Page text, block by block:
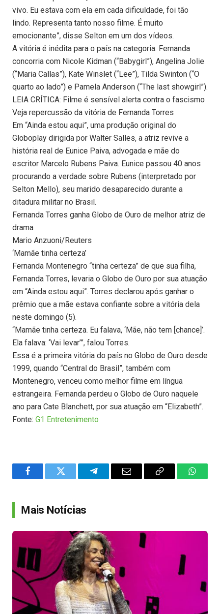
vivo. Eu estava com ela em cada dificuldade, foi tão
lindo. Representa tanto nosso filme. É muito
emocionante”, disse Selton em um dos vídeos.
A vitória é inédita para o país na categoria. Fernanda
concorria com Nicole Kidman (“Babygirl”), Angelina Jolie
(“Maria Callas”), Kate Winslet (“Lee”), Tilda Swinton (“O
quarto ao lado”) e Pamela Anderson (“The last showgirl”).
LEIA CRÍTICA: Filme é sensível alerta contra o fascismo
Veja repercussão da vitória de Fernanda Torres
Em “Ainda estou aqui”, uma produção original do
Globoplay dirigida por Walter Salles, a atriz revive a
história real de Eunice Paiva, advogada e mãe do
escritor Marcelo Rubens Paiva. Eunice passou 40 anos
procurando a verdade sobre Rubens (interpretado por
Selton Mello), seu marido desaparecido durante a
ditadura militar no Brasil.
Fernanda Torres ganha Globo de Ouro de melhor atriz de
drama
Mario Anzuoni/Reuters
‘Mamãe tinha certeza’
Fernanda Montenegro “tinha certeza” de que sua filha,
Fernanda Torres, levaria o Globo de Ouro por sua atuação
em “Ainda estou aqui”. Torres declarou após ganhar o
prêmio que a mãe estava confiante sobre a vitória dela
neste domingo (5).
“Mamãe tinha certeza. Eu falava, ‘Mãe, não tem [chance]’.
Ela falava: ‘Vai levar’”, falou Torres.
Essa é a primeira vitória do país no Globo de Ouro desde
1999, quando “Central do Brasil”, também com
Montenegro, venceu como melhor filme em língua
estrangeira. Fernanda perdeu o Globo de Ouro naquele
ano para Cate Blanchett, por sua atuação em “Elizabeth”.
Fonte: G1 Entretenimento
FacebookTwitter TelegramEmail
Copy
Mais Notícias